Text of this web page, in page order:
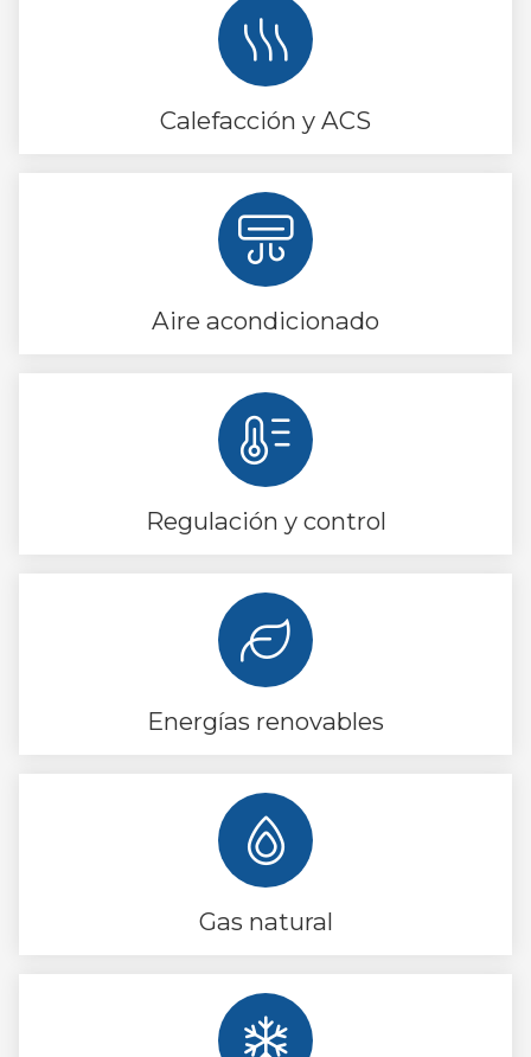
Calefacción y ACS
Aire acondicionado
Regulación y control
Energías renovables
Gas natural